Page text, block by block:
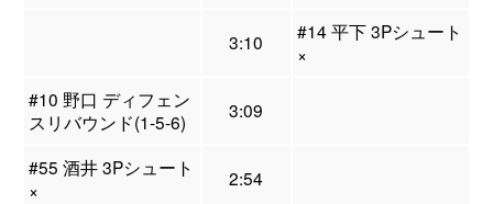
3:10
#14 平下 3Pシュート
×
#10 野口 ディフェン
スリバウンド(1-5-6)
3:09
#55 酒井 3Pシュート
×
2:54